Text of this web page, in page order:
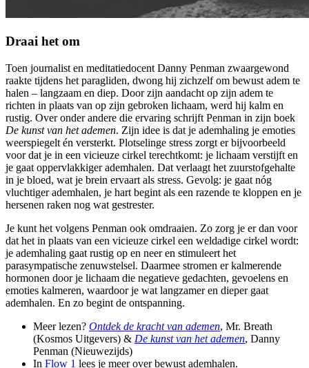
Draai het om
Toen journalist en meditatiedocent Danny Penman zwaargewond
raakte tijdens het paragliden, dwong hij zichzelf om bewust adem te
halen – langzaam en diep. Door zijn aandacht op zijn adem te
richten in plaats van op zijn gebroken lichaam, werd hij kalm en
rustig. Over onder andere die ervaring schrijft Penman in zijn boek
De kunst van het ademen. Zijn idee is dat je ademhaling je emoties
weerspiegelt én versterkt. Plotselinge stress zorgt er bijvoorbeeld
voor dat je in een vicieuze cirkel terechtkomt: je lichaam verstijft en
je gaat oppervlakkiger ademhalen. Dat verlaagt het zuurstofgehalte
in je bloed, wat je brein ervaart als stress. Gevolg: je gaat nóg
vluchtiger ademhalen, je hart begint als een razende te kloppen en je
hersenen raken nog wat gestrester.
Je kunt het volgens Penman ook omdraaien. Zo zorg je er dan voor
dat het in plaats van een vicieuze cirkel een weldadige cirkel wordt:
je ademhaling gaat rustig op en neer en stimuleert het
parasympatische zenuwstelsel. Daarmee stromen er kalmerende
hormonen door je lichaam die negatieve gedachten, gevoelens en
emoties kalmeren, waardoor je wat langzamer en dieper gaat
ademhalen. En zo begint de ontspanning.
Meer lezen? Ontdek de kracht van ademen, Mr. Breath
(Kosmos Uitgevers) & De kunst van het ademen, Danny
Penman (Nieuwezijds)
In Flow 1 lees je meer over bewust ademhalen.